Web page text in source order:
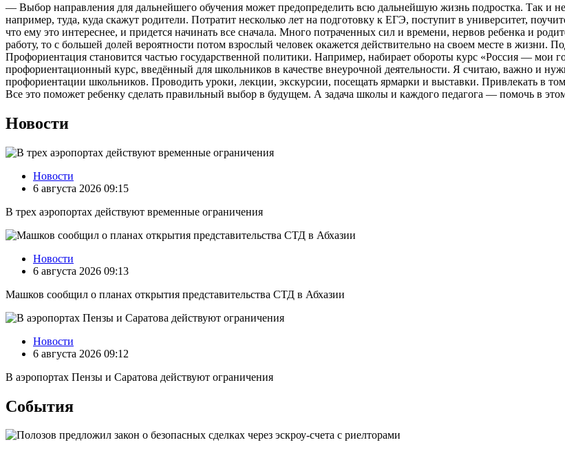
— Выбор направления для дальнейшего обучения может предопределить всю дальнейшую жизнь подростка. Так и
например, туда, куда скажут родители. Потратит несколько лет на подготовку к ЕГЭ, поступит в университет,
что ему это интереснее, и придется начинать все сначала. Много потраченных сил и времени, нервов ребенка и
работу, то с большей долей вероятности потом взрослый человек окажется действительно на своем месте в
Профориентация становится частью государственной политики. Например, набирает обороты курс «Россия — мои
профориентационный курс, введённый для школьников в качестве внеурочной деятельности. Я считаю, важно и
профориентации школьников. Проводить уроки, лекции, экскурсии, посещать ярмарки и выставки. Привлекать в
Все это поможет ребенку сделать правильный выбор в будущем. А задача школы и каждого педагога — помочь в
Новости
Новости
6 августа 2026 09:15
В трех аэропортах действуют временные ограничения
Новости
6 августа 2026 09:13
Машков сообщил о планах открытия представительства СТД в Абхазии
Новости
6 августа 2026 09:12
В аэропортах Пензы и Саратова действуют ограничения
События